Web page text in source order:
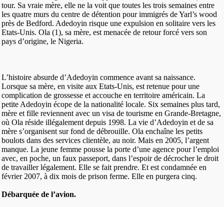
tour. Sa vraie mère, elle ne la voit que toutes les trois semaines entre
les quatre murs du centre de détention pour immigrés de Yarl’s wood
près de Bedford. Adedoyin risque une expulsion en solitaire vers les
Etats-Unis. Ola (1), sa mère, est menacée de retour forcé vers son
pays d’origine, le Nigeria.
L’histoire absurde d’Adedoyin commence avant sa naissance.
Lorsque sa mère, en visite aux Etats-Unis, est retenue pour une
complication de grossesse et accouche en territoire américain. La
petite Adedoyin écope de la nationalité locale. Six semaines plus tard,
mère et fille reviennent avec un visa de tourisme en Grande-Bretagne,
où Ola réside illégalement depuis 1998. La vie d’Adedoyin et de sa
mère s’organisent sur fond de débrouille. Ola enchaîne les petits
boulots dans des services clientèle, au noir. Mais en 2005, l’argent
manque. La jeune femme pousse la porte d’une agence pour l’emploi
avec, en poche, un faux passeport, dans l’espoir de décrocher le droit
de travailler légalement. Elle se fait prendre. Et est condamnée en
février 2007, à dix mois de prison ferme. Elle en purgera cinq.
Débarquée de l’avion.